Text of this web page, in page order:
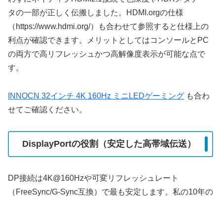
タの一部が正しく伝搬しました。HDMI.orgの仕様
（https://www.hdmi.org/）も合わせて参照すると仕様上の
利点が確認できます。メリットとしてはコンソールとPC
の両方で高リフレッシュかつ高解像度表示が可能な点で
す。
INNOCN 32インチ 4K 160Hz ミニLEDゲーミング も合わ
せてご確認ください。
DisplayPortの役割（安定した高帯域伝送）
DP接続は4K@160Hzや可変リフレッシュレート
（FreeSync/G-Sync互換）で最も安定します。私の10年の